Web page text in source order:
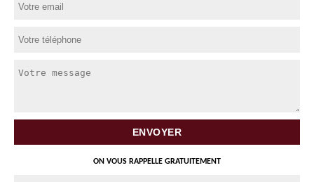
ON VOUS RAPPELLE GRATUITEMENT